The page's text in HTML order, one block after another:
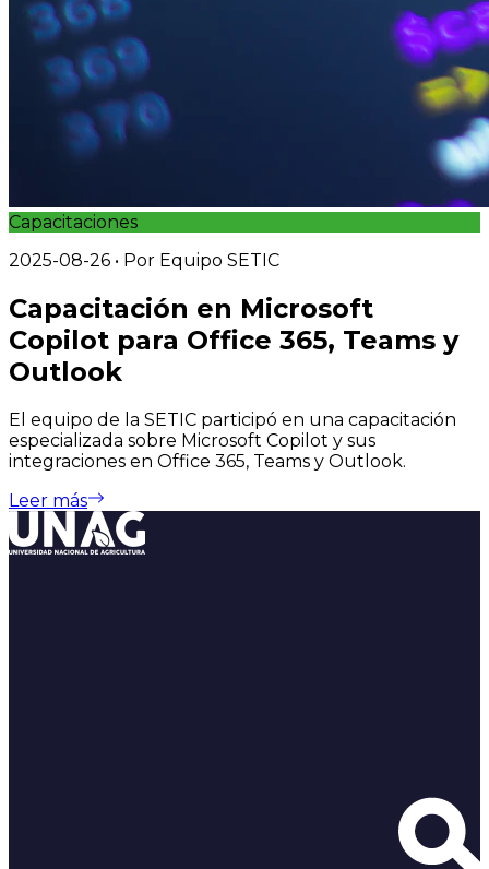
Capacitaciones
2025-08-26 • Por Equipo SETIC
Capacitación en Microsoft
Copilot para Office 365, Teams y
Outlook
El equipo de la SETIC participó en una capacitación
especializada sobre Microsoft Copilot y sus
integraciones en Office 365, Teams y Outlook.
Leer más